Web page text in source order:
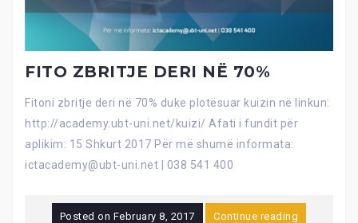
FITO ZBRITJE DERI NË 70%
Fitoni zbritje deri në 70% duke plotësuar kuizin në linkun:
http://academy.ubt-uni.net/kuizi/ Afati i fundit për
aplikim: 15 Shkurt 2017 Për më shumë informata:
ictacademy@ubt-uni.net | 038 541 400
Posted on February 8, 2017 Continue reading